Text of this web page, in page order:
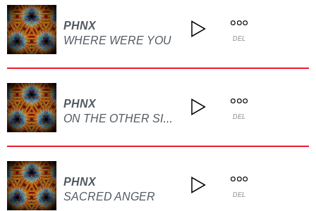
PHNX
WHERE WERE YOU
DEL
PHNX
ON THE OTHER SIDE DEL
PHNX
SACRED ANGER
DEL